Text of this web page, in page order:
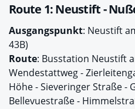
Route 1: Neustift -
Ausgangspunkt: Neustift
43B)
Route: Busstation Neustift
Wendestattweg -
Höhe - Sieveringer Straße -
Bellevuestraße -